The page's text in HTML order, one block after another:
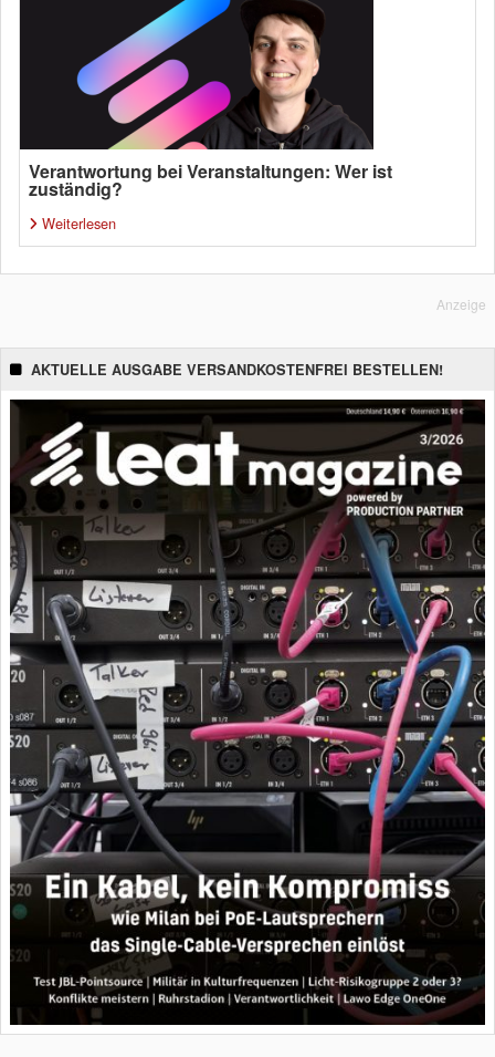
Verantwortung bei Veranstaltungen: Wer ist
zuständig?
Weiterlesen
Anzeige
AKTUELLE AUSGABE VERSANDKOSTENFREI BESTELLEN!